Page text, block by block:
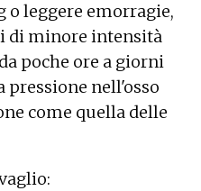
o leggere emorragie,
di minore intensità
poche ore a giorni
pressione nell'osso
come quella delle